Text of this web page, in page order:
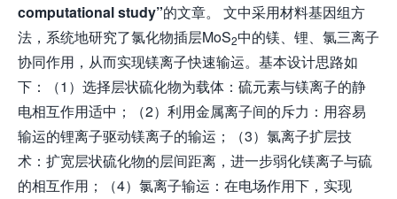
computational study”的文章。 文中采用材料基因组方
法，系统地研究了氯化物插层MoS2中的镁、锂、氯三离子
协同作用，从而实现镁离子快速输运。基本设计思路如
下：（1）选择层状硫化物为载体：硫元素与镁离子的静
电相互作用适中；（2）利用金属离子间的斥力：用容易
输运的锂离子驱动镁离子的输运；（3）氯离子扩层技
术：扩宽层状硫化物的层间距离，进一步弱化镁离子与硫
的相互作用；（4）氯离子输运：在电场作用下，实现